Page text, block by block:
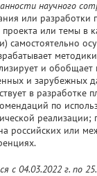
научного
или разработки
или темы в
самостоятельно
и обобщает
и зарубежных
в разработке
по
реализации;
российских или
с 04.03.2022 г. по